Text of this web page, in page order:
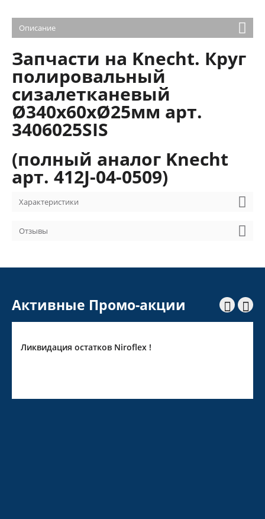
Описание
Запчасти на Knecht. Круг
полировальный
сизалетканевый
Ø340х60хØ25мм арт.
3406025SIS
(полный аналог Knecht
арт. 412J-04-0509)
Характеристики
Отзывы
Активные Промо-акции  
Ликвидация остатков Niroflex !